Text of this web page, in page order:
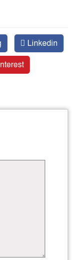
Linkedin